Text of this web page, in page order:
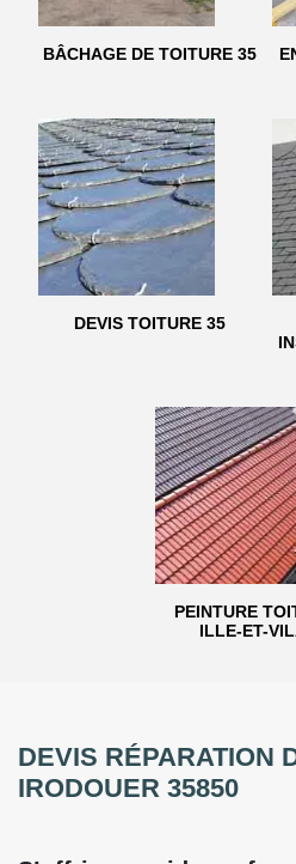
BÂCHAGE DE TOITURE 35
DEVIS TOITURE 35
PEINTURE
ILLE-ET-
DEVIS RÉPARATION
IRODOUER 35850